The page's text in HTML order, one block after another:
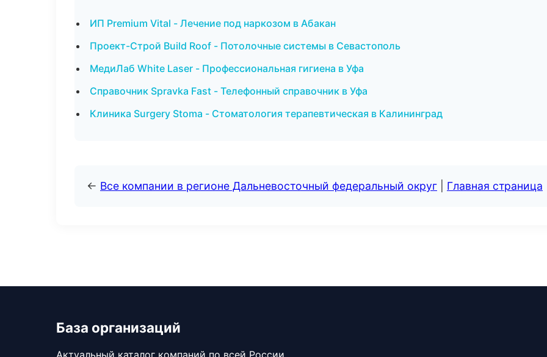
ИП Premium Vital - Лечение под наркозом в Абакан
Проект-Строй Build Roof - Потолочные системы в Севастополь
МедиЛаб White Laser - Профессиональная гигиена в Уфа
Справочник Spravka Fast - Телефонный справочник в Уфа
Клиника Surgery Stoma - Стоматология терапевтическая в Калининград
← Все компании в регионе Дальневосточный федеральный округ Главная страница
База организаций
Актуальный каталог компаний по всей России